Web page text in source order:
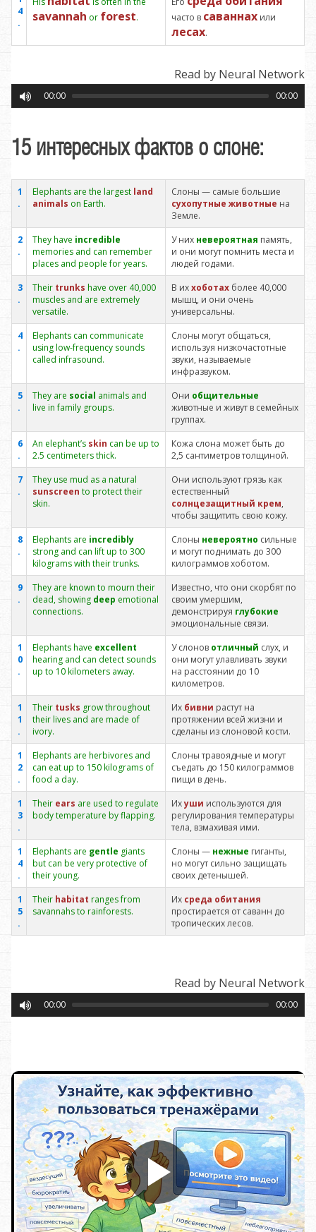
4
.
savannah or forest. часто в саваннах или
лесах.
Read by Neural Network
00:00 00:00
15 интересных фактов о слоне:
1
.
Elephants are the largest land
animals on Earth.
Слоны — самые большие
сухопутные животные на
Земле.
2
.
They have incredible
memories and can remember
places and people for years.
У них невероятная память,
и они могут помнить места и
людей годами.
3
.
Their trunks have over 40,000
muscles and are extremely
versatile.
В иххоботах более 40,000
мышц, и они очень
универсальны.
4
.
Elephants can communicate
using low-frequency sounds
called infrasound.
Слоны могут общаться,
используя низкочастотные
звуки, называемые
инфразвуком.
5
.
They are social animals and
live in family groups.
Они общительные
животные и живут в семейных
группах.
6
.
An elephant’s skin can be up to
2.5 centimeters thick.
Кожа слона может быть до
2,5 сантиметров толщиной.
7
.
They use mud as a natural
sunscreen to protect their
skin.
Они используют грязь как
естественный
солнцезащитный крем,
чтобы защитить свою кожу.
8
.
Elephants are incredibly
strong and can lift up to 300
kilograms with their trunks.
Слоны невероятно сильные
и могут поднимать до 300
килограммов хоботом.
9
.
They are known to mourn their
dead, showing deep emotional
connections.
Известно, что они скорбят по
своим умершим,
демонстрируя глубокие
эмоциональные связи.
1
0
.
Elephants have excellent
hearing and can detect sounds
up to 10 kilometers away.
У слонов отличный слух, и
они могут улавливать звуки
на расстоянии до 10
километров.
1
1
.
Their tusks grow throughout
their lives and are made of
ivory.
Их бивни растут на
протяжении всей жизни и
сделаны из слоновой кости.
1
2
.
Elephants are herbivores and
can eat up to 150 kilograms of
food a day.
Слоны травоядные и могут
съедать до 150 килограммов
пищи в день.
1
3
.
Their ears are used to regulate
body temperature by flapping.
Ихуши используются для
регулирования температуры
тела, взмахивая ими.
1
4
.
Elephants are gentle giants
but can be very protective of
their young.
Слоны — нежные гиганты,
но могут сильно защищать
своих детенышей.
1
5
.
Their habitat ranges from
savannahs to rainforests.
Их среда обитания
простирается от саванн до
тропических лесов.
Read by Neural Network
00:00 00:00